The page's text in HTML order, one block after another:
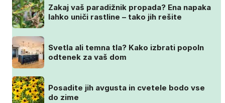
Zakaj vaš paradižnik propada? Ena napaka
lahko uniči rastline – tako jih rešite
Svetla ali temna tla? Kako izbrati popoln
odtenek za vaš dom
Posadite jih avgusta in cvetele bodo vse
do zime